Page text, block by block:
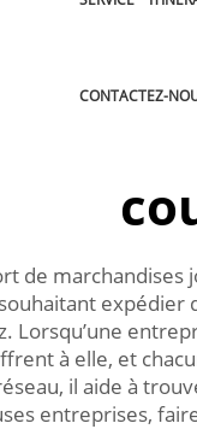
CONTACTEZ-
de
expédier
Lorsqu’une
à elle, et
il aide à
entreprises,